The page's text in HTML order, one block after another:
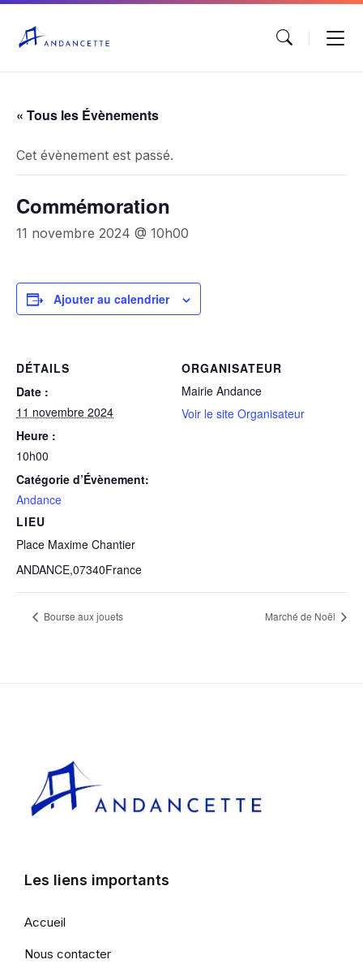
« Tous les Évènements
Cet évènement est passé.
Commémoration
11 novembre 2024 @ 10h00
Ajouter au calendrier
DÉTAILS
Date :
11 novembre 2024
Heure :
10h00
Catégorie d’Évènement:
Andance
LIEU
Place Maxime Chantier
ANDANCE,07340France
ORGANISATEUR
Mairie Andance
Voir le site Organisateur
Bourse aux jouets Marché de Noël
Les liens importants
Accueil
Nous contacter